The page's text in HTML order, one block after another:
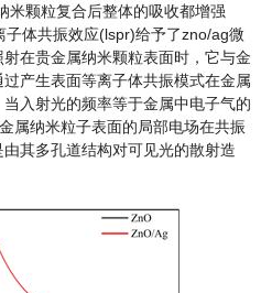
米颗粒复合后整体的吸收都增强
体共振效应(lspr)给予了zno/ag微
在贵金属纳米颗粒表面时，它与金
产生表面等离子体共振模式在金属
入射光的频率等于金属中电子气的
属纳米粒子表面的局部电场在共振
其多孔道结构对可见光的散射造